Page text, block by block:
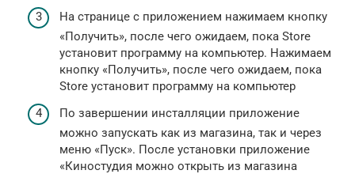
На странице с приложением нажимаем кнопку
«Получить», после чего ожидаем, пока Store
установит программу на компьютер. Нажимаем
кнопку «Получить», после чего ожидаем, пока
Store установит программу на компьютер
По завершении инсталляции приложение
можно запускать как из магазина, так и через
меню «Пуск». После установки приложение
«Киностудия можно открыть из магазина